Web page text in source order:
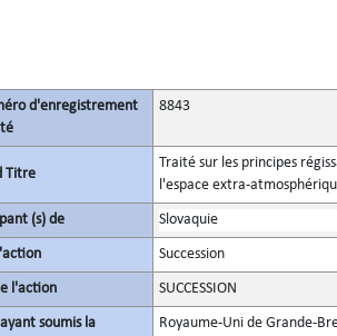
d'enregistrement
8843
Titre
Traité sur les principes
l'espace extra-
(s) de Slovaquie
Succession
l'action SUCCESSION
soumis la
Royaume-Uni de Grande-